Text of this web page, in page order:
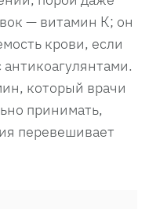
— витамин К; он
крови, если
который врачи
принимать,
перевешивает